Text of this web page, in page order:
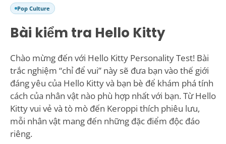
Pop Culture
Bài kiểm tra Hello Kitty
Chào mừng đến với Hello Kitty Personality Test! Bài
trắc nghiệm “chỉ để vui” này sẽ đưa bạn vào thế giới
đáng yêu của Hello Kitty và bạn bè để khám phá tính
cách của nhân vật nào phù hợp nhất với bạn. Từ Hello
Kitty vui vẻ và tò mò đến Keroppi thích phiêu lưu,
mỗi nhân vật mang đến những đặc điểm độc đáo
riêng.